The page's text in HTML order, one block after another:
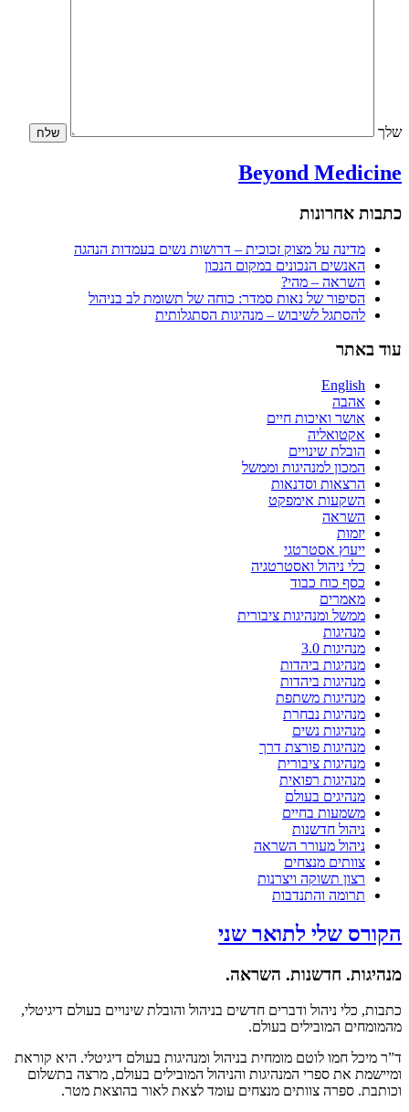
שלך
Beyond Medicine
כתבות אחרונות
מדינה על מצוק זכוכית – דרושות נשים בעמדות הנהגה
האנשים הנכונים במקום הנכון
השראה – מהי?
הסיפור של נאות סמדר: כוחה של תשומת לב בניהול
להסתגל לשיבוש – מנהיגות הסתגלותית
עוד באתר
English
אהבה
אושר ואיכות חיים
אקטואליה
הובלת שינויים
המכון למנהיגות וממשל
הרצאות וסדנאות
השקעות אימפקט
השראה
יזמות
ייעוץ אסטרטגי
כלי ניהול ואסטרטגיה
כסף כוח כבוד
מאמרים
ממשל ומנהיגות ציבורית
מנהיגות
מנהיגות 3.0
מנהיגות ביהדות
מנהיגות ביהדות
מנהיגות משתפת
מנהיגות נבחרת
מנהיגות נשים
מנהיגות פורצת דרך
מנהיגות ציבורית
מנהיגות רפואית
מנהיגים בעולם
משמעות בחיים
ניהול חדשנות
ניהול מעורר השראה
צוותים מנצחים
רצון תשוקה ויצרנות
תרומה והתנדבות
הקורס שלי לתואר שני
מנהיגות. חדשנות. השראה.
כתבות, כלי ניהול ודברים חדשים בניהול והובלת שינויים בעולם דיגיטלי,
מהמומחים המובילים בעולם.
ד”ר מיכל חמו לוטם מומחית בניהול ומנהיגות בעולם דיגיטלי. היא קוראת
ומיישמת את ספרי המנהיגות והניהול המובילים בעולם, מרצה בתשלום
וכותבת. ספרה צוותים מנצחים עומד לצאת לאור בהוצאת מטר.